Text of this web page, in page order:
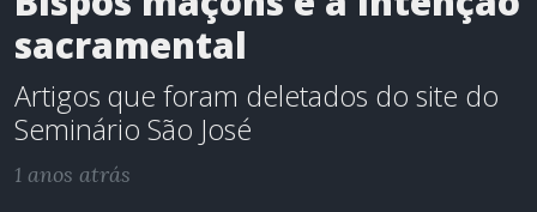
sacramental
Artigos que foram deletados do site do
Seminário São José
1 anos atrás